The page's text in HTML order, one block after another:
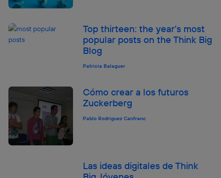
Top thirteen: the year’s most
popular posts on the Think Big
Blog
Patricia Balaguer
Cómo crear a los futuros
Zuckerberg
Pablo Rodriguez Canfranc
Las ideas digitales de Think